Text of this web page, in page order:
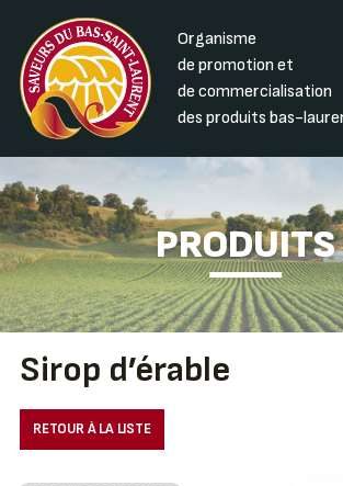
Organisme
de promotion et
de commercialisation
des produits bas-
PRODUITS
Sirop d’érable
RETOUR À LA LISTE